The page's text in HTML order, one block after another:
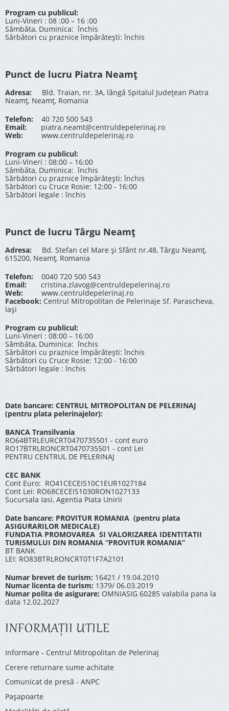
Program cu publicul:
Luni-Vineri : 08 :00 – 16 :00
Sâmbăta, Duminica: închis
Sărbători cu praznice împărătești: închis
Punct de lucru Piatra Neamț
Adresa: Bld. Traian, nr. 3A, lângă Spitalul Județean Piatra
Neamț, Neamț, Romania
Telefon:40 720 500 543
Email:
piatra.neamt@centruldepelerinaj.ro
Web:
www.centruldepelerinaj.ro
Program cu publicul:
Luni-Vineri : 08:00 – 16:00
Sâmbăta, Duminica: închis
Sărbători cu praznice împărătești: închis
Sărbători cu Cruce Rosie: 12:00 - 16:00
Sărbători legale : închis
Punct de lucru Târgu Neamț
Adresa: Bd. Stefan cel Mare și Sfânt nr.48, Târgu Neamț,
615200, Neamț, Romania
Telefon: 0040 720 500 543
Email:
cristina.zlavog@centruldepelerinaj.ro
Web:
www.centruldepelerinaj.ro
Facebook: Centrul Mitropolitan de Pelerinaje Sf. Parascheva,
Iași
Program cu publicul:
Luni-Vineri : 08:00 – 16:00
Sâmbăta, Duminica: închis
Sărbători cu praznice împărătești: închis
Sărbători cu Cruce Rosie: 12:00 - 16:00
Sărbători legale : închis
Date bancare: CENTRUL MITROPOLITAN DE PELERINAJ
(pentru plata pelerinajelor):
BANCA Transilvania
RO64BTRLEURCRT0470735501 - cont euro
RO17BTRLRONCRT0470735501 - cont Lei
PENTRU CENTRUL DE PELERINAJ
CEC BANK
Cont Euro: RO41CECEIS10C1EUR1027184
Cont Lei: RO68CECEIS1030RON1027133
Sucursala Iasi, Agentia Piata Unirii
Date bancare: PROVITUR ROMANIA (pentru plata
ASIGURARILOR MEDICALE)
FUNDATIA PROMOVAREA SI VALORIZAREA IDENTITATII
TURISMULUI DIN ROMANIA “PROVITUR ROMANIA”
BT BANK
LEI: RO83BTRLRONCRT0T1F7A2101
Numar brevet de turism: 16421 / 19.04.2010
Numar licenta de turism: 1379/ 06.03.2019
Numar polita de asigurare: OMNIASIG 60285 valabila pana la
data 12.02.2027
INFORMAŢII UTILE
Informare - Centrul Mitropolitan de Pelerinaj
Cerere returnare sume achitate
Comunicat de presă - ANPC
Pașapoarte